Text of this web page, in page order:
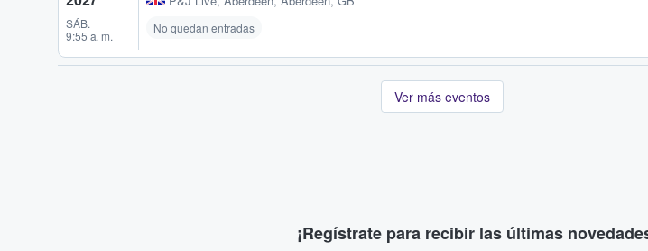
SÁB.
9:55 a. m.
No quedan entradas
Ver más eventos
¡Regístrate para recibir las últimas